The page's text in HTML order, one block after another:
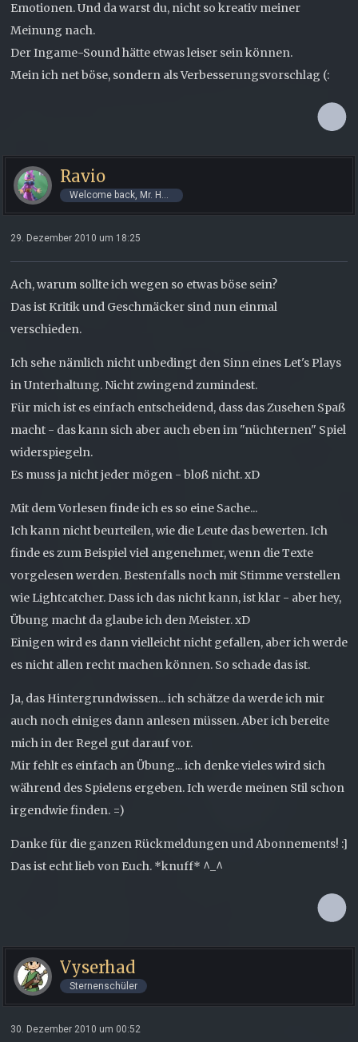
Emotionen. Und da warst du, nicht so kreativ meiner
Meinung nach.
Der Ingame-Sound hätte etwas leiser sein können.
Mein ich net böse, sondern als Verbesserungsvorschlag (:
Ravio
Welcome back, Mr. Hero!
29. Dezember 2010 um 18:25
Ach, warum sollte ich wegen so etwas böse sein?
Das ist Kritik und Geschmäcker sind nun einmal
verschieden.
Ich sehe nämlich nicht unbedingt den Sinn eines Let's Plays
in Unterhaltung. Nicht zwingend zumindest.
Für mich ist es einfach entscheidend, dass das Zusehen Spaß
macht - das kann sich aber auch eben im "nüchternen" Spiel
widerspiegeln.
Es muss ja nicht jeder mögen - bloß nicht. xD
Mit dem Vorlesen finde ich es so eine Sache...
Ich kann nicht beurteilen, wie die Leute das bewerten. Ich
finde es zum Beispiel viel angenehmer, wenn die Texte
vorgelesen werden. Bestenfalls noch mit Stimme verstellen
wie Lightcatcher. Dass ich das nicht kann, ist klar - aber hey,
Übung macht da glaube ich den Meister. xD
Einigen wird es dann vielleicht nicht gefallen, aber ich werde
es nicht allen recht machen können. So schade das ist.
Ja, das Hintergrundwissen... ich schätze da werde ich mir
auch noch einiges dann anlesen müssen. Aber ich bereite
mich in der Regel gut darauf vor.
Mir fehlt es einfach an Übung... ich denke vieles wird sich
während des Spielens ergeben. Ich werde meinen Stil schon
irgendwie finden. =)
Danke für die ganzen Rückmeldungen und Abonnements! :]
Das ist echt lieb von Euch. *knuff* ^_^
Vyserhad
Sternenschüler
30. Dezember 2010 um 00:52